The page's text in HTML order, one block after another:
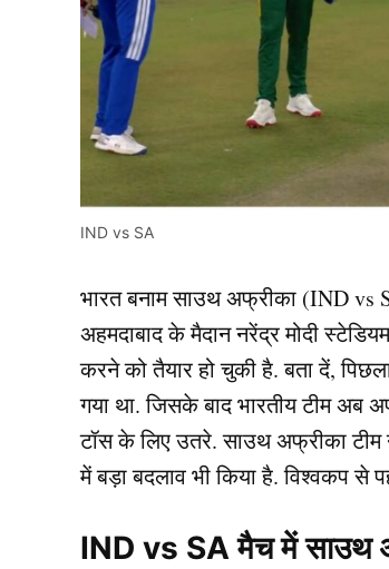
IND vs SA
भारत बनाम साउथ अफ्रीका (IND vs
अहमदाबाद के मैदान नरेंद्र मोदी
करने को तैयार हो चुकी है. बता दें,
गया था. जिसके बाद भारतीय टीम अब
टॉस के लिए उतरे. साउथ अफ्रीका टीम
में बड़ा बदलाव भी किया है. विश्वकप से
IND vs SA मैच में साउथ